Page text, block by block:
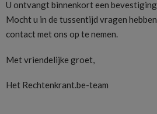
U ontvangt binnenkort een
Mocht u in de tussentijd vragen
contact met ons op te nemen.
Met vriendelijke groet,
Het Rechtenkrant.be-team